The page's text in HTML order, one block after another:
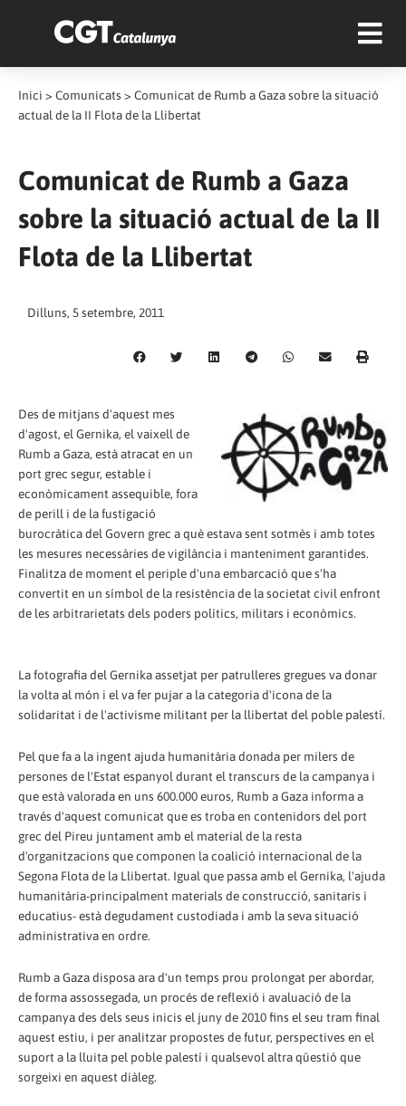
Inici > Comunicats > Comunicat de Rumb a Gaza sobre la situació
actual de la II Flota de la Llibertat
Comunicat de Rumb a Gaza
sobre la situació actual de la II
Flota de la Llibertat
Dilluns, 5 setembre, 2011
Des de mitjans d'aquest mes
d'agost, el Gernika, el vaixell de
Rumb a Gaza, està atracat en un
port grec segur, estable i
econòmicament assequible, fora
de perill i de la fustigació
burocràtica del Govern grec a què estava sent sotmès i amb totes
les mesures necessàries de vigilància i manteniment garantides.
Finalitza de moment el periple d'una embarcació que s'ha
convertit en un símbol de la resistència de la societat civil enfront
de les arbitrarietats dels poders polítics, militars i econòmics.
La fotografia del Gernika assetjat per patrulleres gregues va donar
la volta al món i el va fer pujar a la categoria d'icona de la
solidaritat i de l'activisme militant per la llibertat del poble palestí.
Pel que fa a la ingent ajuda humanitària donada per milers de
persones de l'Estat espanyol durant el transcurs de la campanya i
que està valorada en uns 600.000 euros, Rumb a Gaza informa a
través d'aquest comunicat que es troba en contenidors del port
grec del Pireu juntament amb el material de la resta
d'organitzacions que componen la coalició internacional de la
Segona Flota de la Llibertat. Igual que passa amb el Gernika, l'ajuda
humanitària-principalment materials de construcció, sanitaris i
educatius- està degudament custodiada i amb la seva situació
administrativa en ordre.
Rumb a Gaza disposa ara d'un temps prou prolongat per abordar,
de forma assossegada, un procés de reflexió i avaluació de la
campanya des dels seus inicis el juny de 2010 fins el seu tram final
aquest estiu, i per analitzar propostes de futur, perspectives en el
suport a la lluita pel poble palestí i qualsevol altra qüestió que
sorgeixi en aquest diàleg.